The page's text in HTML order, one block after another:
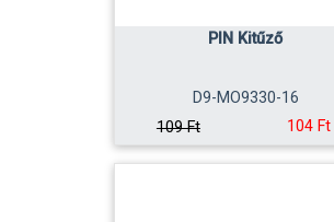
PIN Kitűző
D9-MO9330-16
109 Ft
104 Ft